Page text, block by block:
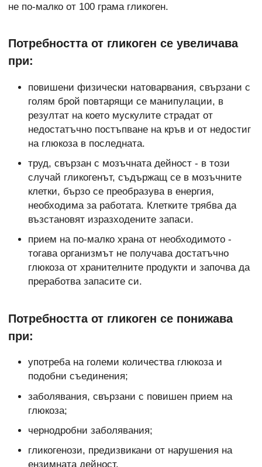
не по-малко от 100 грама гликоген.
Потребността от гликоген се увеличава
при:
повишени физически натоварвания, свързани с
голям брой повтарящи се манипулации, в
резултат на което мускулите страдат от
недостатъчно постъпване на кръв и от недостиг
на глюкоза в последната.
труд, свързан с мозъчната дейност - в този
случай гликогенът, съдържащ се в мозъчните
клетки, бързо се преобразува в енергия,
необходима за работата. Клетките трябва да
възстановят изразходените запаси.
прием на по-малко храна от необходимото -
тогава организмът не получава достатъчно
глюкоза от хранителните продукти и започва да
преработва запасите си.
Потребността от гликоген се понижава
при:
употреба на големи количества глюкоза и
подобни съединения;
заболявания, свързани с повишен прием на
глюкоза;
чернодробни заболявания;
гликогенози, предизвикани от нарушения на
ензимната дейност.